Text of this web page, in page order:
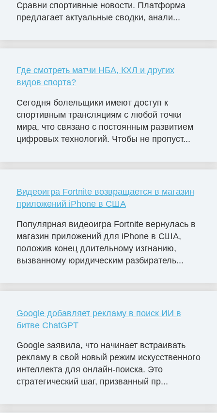
Сравни спортивные новости. Платформа
предлагает актуальные сводки, анали...
Где смотреть матчи НБА, КХЛ и других
видов спорта?
Сегодня болельщики имеют доступ к
спортивным трансляциям с любой точки
мира, что связано с постоянным развитием
цифровых технологий. Чтобы не пропуст...
Видеоигра Fortnite возвращается в магазин
приложений iPhone в США
Популярная видеоигра Fortnite вернулась в
магазин приложений для iPhone в США,
положив конец длительному изгнанию,
вызванному юридическим разбиратель...
Google добавляет рекламу в поиск ИИ в
битве ChatGPT
Google заявила, что начинает встраивать
рекламу в свой новый режим искусственного
интеллекта для онлайн-поиска. Это
стратегический шаг, призванный пр...